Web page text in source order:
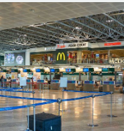
là perto: Lozzo Atestino.